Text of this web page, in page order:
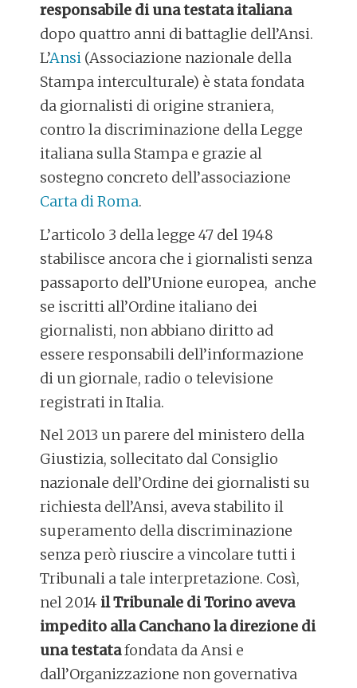
responsabile di una testata italiana
dopo quattro anni di battaglie dell’Ansi.
L’Ansi (Associazione nazionale della
Stampa interculturale) è stata fondata
da giornalisti di origine straniera,
contro la discriminazione della Legge
italiana sulla Stampa e grazie al
sostegno concreto dell’associazione
Carta di Roma.
L’articolo 3 della legge 47 del 1948
stabilisce ancora che i giornalisti senza
passaporto dell’Unione europea, anche
se iscritti all’Ordine italiano dei
giornalisti, non abbiano diritto ad
essere responsabili dell’informazione
di un giornale, radio o televisione
registrati in Italia.
Nel 2013 un parere del ministero della
Giustizia, sollecitato dal Consiglio
nazionale dell’Ordine dei giornalisti su
richiesta dell’Ansi, aveva stabilito il
superamento della discriminazione
senza però riuscire a vincolare tutti i
Tribunali a tale interpretazione. Così,
nel 2014 il Tribunale di Torino aveva
impedito alla Canchano la direzione di
una testatafondata da Ansi e
dall’Organizzazione non governativa